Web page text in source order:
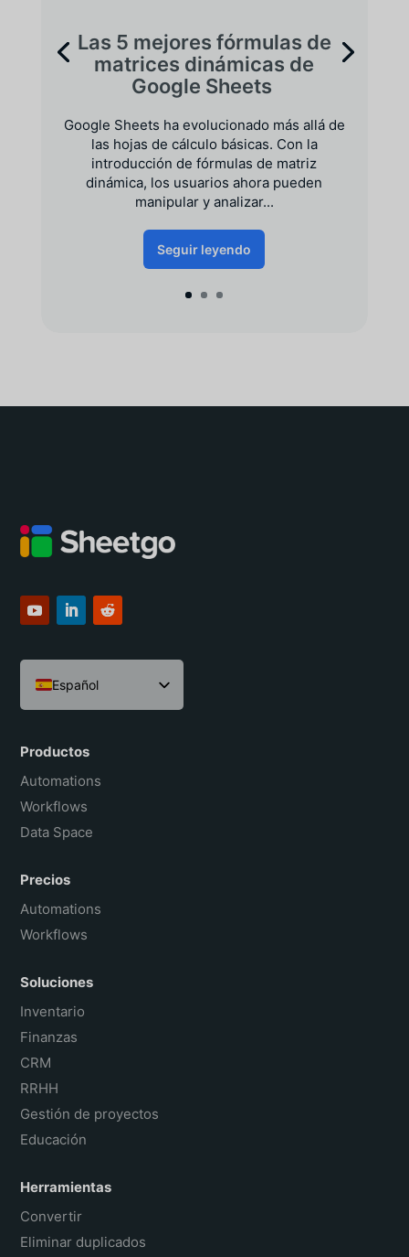
Las 5 mejores fórmulas de
matrices dinámicas de
Google Sheets
Google Sheets ha evolucionado más allá de
las hojas de cálculo básicas. Con la
introducción de fórmulas de matriz
dinámica, los usuarios ahora pueden
manipular y analizar...
Seguir leyendo
Español
English
Português do Brasil
Français
Productos
Automations
Workflows
Data Space
Precios
Automations
Workflows
Soluciones
Inventario
Finanzas
CRM
RRHH
Gestión de proyectos
Educación
Herramientas
Convertir
Eliminar duplicados